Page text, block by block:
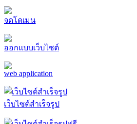
จดโดเมน
ออกแบบเว็บไซต์
web application
เว็บไซต์สำเร็จรูป